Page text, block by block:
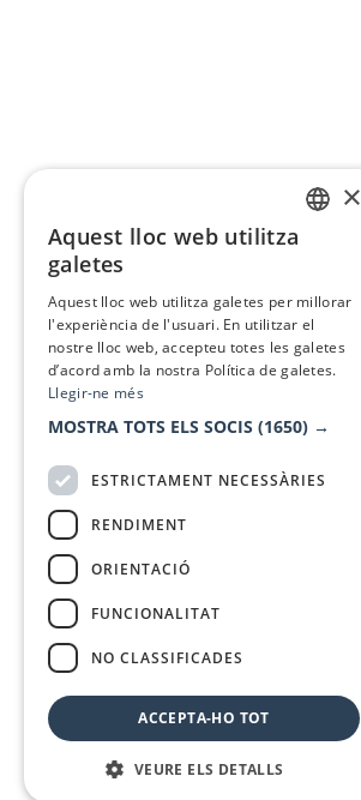
×
Aquest lloc web utilitza
galetes
Aquest lloc web utilitza galetes per millorar
l'experiència de l'usuari. En utilitzar el
nostre lloc web, accepteu totes les galetes
d’acord amb la nostra Política de galetes.
Llegir-ne més
MOSTRA TOTS ELS SOCIS (1650) →
ESTRICTAMENT NECESSÀRIES
RENDIMENT
ORIENTACIÓ
FUNCIONALITAT
NO CLASSIFICADES
ACCEPTA-HO TOT
VEURE ELS DETALLS